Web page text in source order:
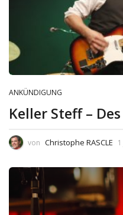
ANKÜNDIGUNG
Keller Steff –
von Christophe RASCLE